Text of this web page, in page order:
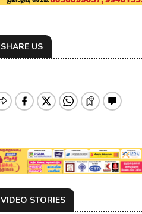
SHARE US
VIDEO STORIES